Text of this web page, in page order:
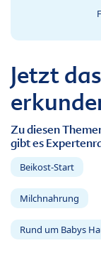
Jetzt
Zu diesen
gibt es
Beikost-Start
Milchnahrung
Rund um Babys